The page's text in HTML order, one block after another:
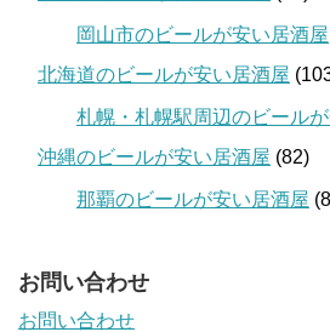
岡山市のビールが安い居酒屋
北海道のビールが安い居酒屋
札幌・札幌駅周辺のビール
沖縄のビールが安い居酒屋 (82)
那覇のビールが安い居酒屋
お問い合わせ
お問い合わせ